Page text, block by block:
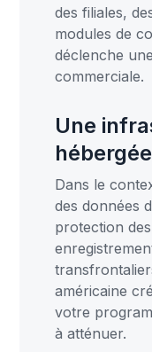
des filiales,
modules de
déclenche
commerciale.
Une
Dans le
des données
protection
américaine
votre
à atténuer.